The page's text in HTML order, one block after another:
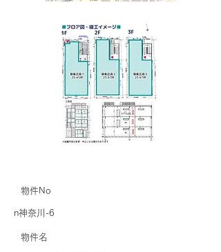
物件No
n神奈川-6
​物件名